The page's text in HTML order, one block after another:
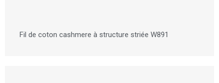
Fil de coton cashmere à structure striée W891